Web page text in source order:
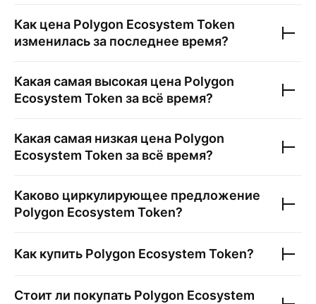
Как цена Polygon Ecosystem Token
изменилась за последнее время?
Какая самая высокая цена Polygon
Ecosystem Token за всё время?
Какая самая низкая цена Polygon
Ecosystem Token за всё время?
Каково циркулирующее предложение
Polygon Ecosystem Token?
Как купить Polygon Ecosystem Token?
Стоит ли покупать Polygon Ecosystem